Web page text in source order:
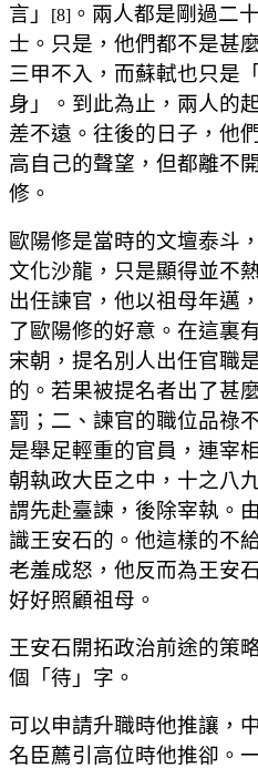
言」
[8] 。兩人都是剛過二
士。只是，他們都不是甚
三甲不入，而蘇軾也只是
身」。到此為止，兩人的
差不遠。往後的日子，他
高自己的聲望，但都離
修。
歐陽修是當時的文壇泰斗
文化沙龍，只是顯得並不
出任諫官，他以祖母年邁
了歐陽修的好意。在這裏
宋朝，提名別人出任官職
的。若果被提名者出了甚
罰；二、諫官的職位品祿
是舉足輕重的官員，連宰
朝執政大臣之中，十之八
謂先赴臺諫，後除宰執。
識王安石的。他這樣的不
老羞成怒，他反而為王安
好好照顧祖母。
王安石開拓政治前途的策
個「待」字。
可以申請升職時他推讓，
名臣薦引高位時他推卻。